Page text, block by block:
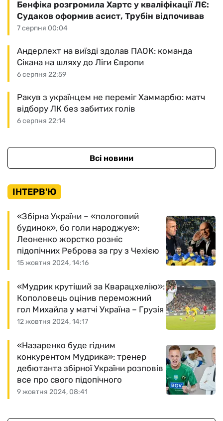
7 серпня 00:04
Бенфіка розгромила Хартс у кваліфікації ЛЄ:
Судаков оформив асист, Трубін відпочивав
6 серпня 22:59
Андерлехт на виїзді здолав ПАОК: команда
Сікана на шляху до Ліги Європи
6 серпня 22:14
Ракув з українцем не переміг Хаммарбю: матч
відбору ЛК без забитих голів
Всі новини
ІНТЕРВ'Ю
15 жовтня 2024, 14:16
«Збірна України – «пологовий
будинок», бо голи народжує»:
Леоненко жорстко розніс
підопічних Реброва за гру з Чехією
12 жовтня 2024, 14:17
«Мудрик крутіший за Кварацхелію»:
Кополовець оцінив переможний
гол Михайла у матчі Україна – Грузія
9 жовтня 2024, 08:41
«Назаренко буде гідним
конкурентом Мудрика»: тренер
дебютанта збірної України розповів
все про свого підопічного